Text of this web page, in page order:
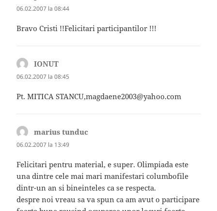
06.02.2007 la 08:44
Bravo Cristi !!Felicitari participantilor !!!
IONUT
06.02.2007 la 08:45
Pt. MITICA STANCU,magdaene2003@yahoo.com
marius tunduc
06.02.2007 la 13:49
Felicitari pentru material, e super. Olimpiada este
una dintre cele mai mari manifestari columbofile
dintr-un an si bineinteles ca se respecta.
despre noi vreau sa va spun ca am avut o participare